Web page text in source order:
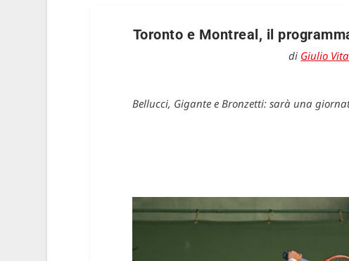
Toronto e Montreal, il
di Giulio
Bellucci, Gigante e Bronzetti: sarà una